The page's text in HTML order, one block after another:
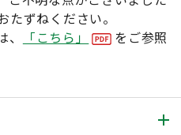
たずねください。
「こちら」
をご参照